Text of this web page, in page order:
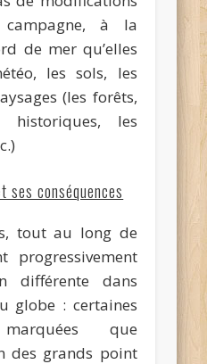
à la
de mer qu’elles
les sols, les
(les forêts,
historiques, les
ses conséquences
tout au long de
progressivement
différente dans
globe : certaines
que
des grands point